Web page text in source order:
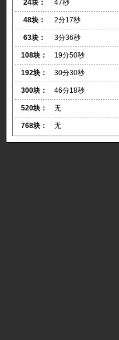
24块： 47秒
48块： 2分17秒
63块： 3分36秒
108块： 19分50秒
192块： 30分30秒
300块： 46分18秒
520块： 无
768块： 无